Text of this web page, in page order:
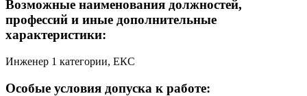
Возможные наименования должностей,
профессий и иные дополнительные
характеристики:
Инженер 1 категории, ЕКС
Особые условия допуска к работе: